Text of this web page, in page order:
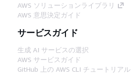
AWS ソリューションライブラリ
AWS 意思決定ガイド
サービスガイド
生成 AI サービスの選択
AWS サービスガイド
GitHub 上の AWS CLI チュートリアル